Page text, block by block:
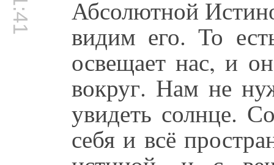
Абсолютной
видим его. То
освещает нас, и
вокруг. Нам не
увидеть солнце.
себя и всё